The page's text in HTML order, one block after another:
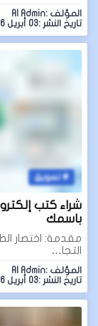
المؤلف :AI Admin
تاريخ النشر :03 أبريل 2026
تسويق
شراء كتب
باسمك
مقدمة: اختصار
التجا…
المؤلف :AI Admin
تاريخ النشر :03 أبريل 2026